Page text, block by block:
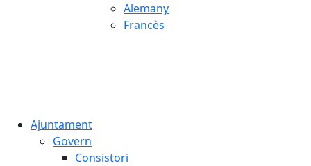
Alemany
Francès
Ajuntament
Govern
Consistori